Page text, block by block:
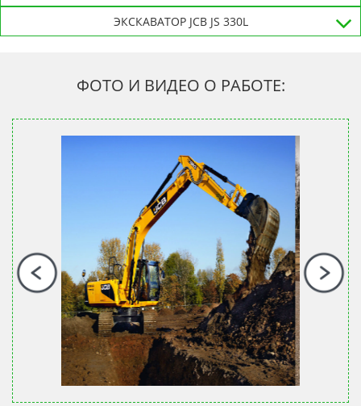
ЭКСКАВАТОР JCB JS 330L
ФОТО И ВИДЕО О РАБОТЕ: